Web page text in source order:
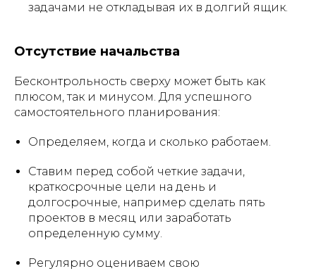
задачами не откладывая их в долгий ящик.
Отсутствие начальства
Бесконтрольность сверху может быть как
плюсом, так и минусом. Для успешного
самостоятельного планирования:
Определяем, когда и сколько работаем.
Ставим перед собой четкие задачи,
краткосрочные цели на день и
долгосрочные, например сделать пять
проектов в месяц или заработать
определенную сумму.
Регулярно оцениваем свою
Мы в социальных сетях: